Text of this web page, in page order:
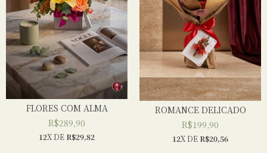
FLORES COM ALMA
R$289,90
12X DE R$29,82
ROMANCE DELICADO
R$199,90
12X DE R$20,56